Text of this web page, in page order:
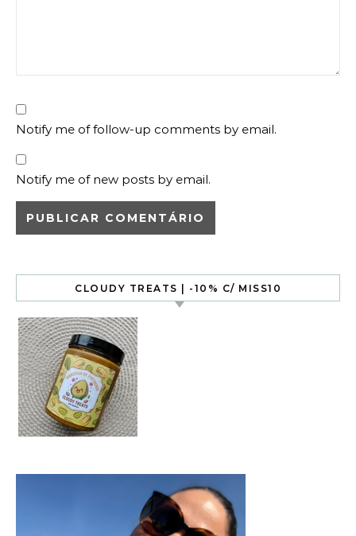
Notify me of follow-up comments by email.
Notify me of new posts by email.
CLOUDY TREATS | -10% C/ MISS10